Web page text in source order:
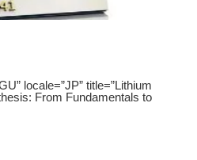
locale=”JP” title=”Lithium
From Fundamentals to